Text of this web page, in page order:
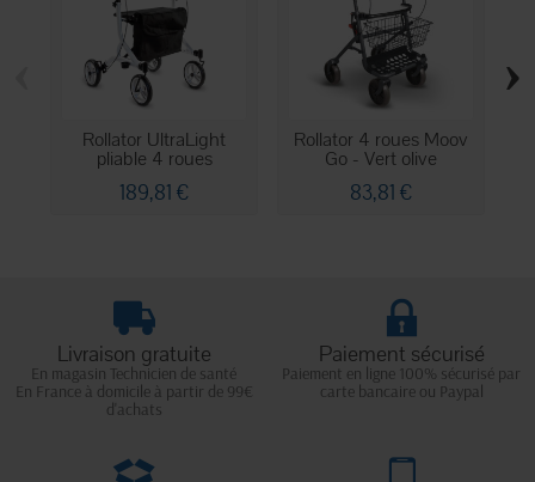
Rollator UltraLight
pliable 4 roues
189,81 €
Rollator 4 roues Moov
Go - Vert olive
83,81 €
›
Livraison gratuite
En magasin Technicien de santé
En France à domicile à partir de 99€
d'achats
Paiement sécurisé
Paiement en ligne 100% sécurisé par
carte bancaire ou Paypal